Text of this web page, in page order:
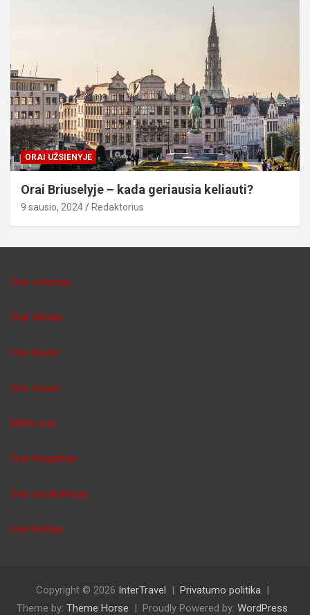
ORAI UŽSIENYJE
Orai Briuselyje – kada geriausia keliauti?
9 sausio, 2024 Redaktorius
Orai Lietuvoje
Orai Vilniuje
Orai Kaune
Orai Tunise
Malta orai
Orai Hurgadoje
Orai Juodkalnijoje
Orai Kretoje
Copyright © 2026 InterTravel
Privatumo politika
Theme by: Theme Horse Proudly Powered by: WordPress